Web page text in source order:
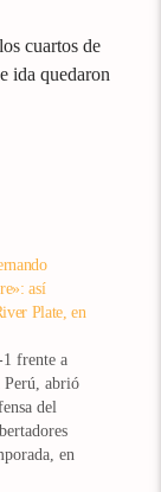
cuartos de
ida quedaron
así
Plate, en
1 frente a
abrió
del
en